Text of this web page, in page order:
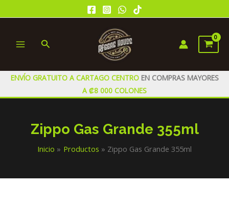
al
MENU
Buscar
ENVÍO GRATUITO A CARTAGO CENTRO EN COMPRAS MAYORES
A ₡8 000 COLONES
Zippo Gas Grande 355ml
Inicio Productos Zippo Gas Grande 355ml